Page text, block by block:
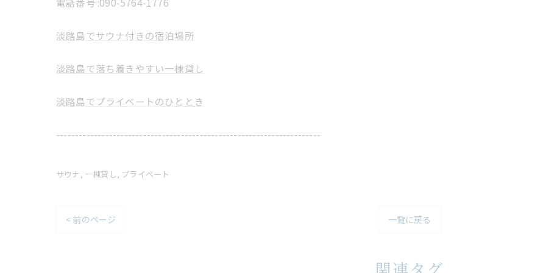
淡路島でサウナ付きの宿泊場所
淡路島で落ち着きやすい一棟貸し
淡路島でプライベートのひととき
----------------------------------------------------------------------
サウナ 一棟貸し プライベート
< 前のページ 一覧に戻る